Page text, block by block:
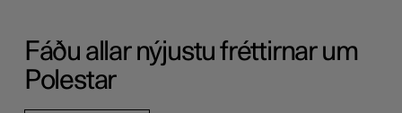
Fáðu allar nýjustu fréttirnar um
Polestar